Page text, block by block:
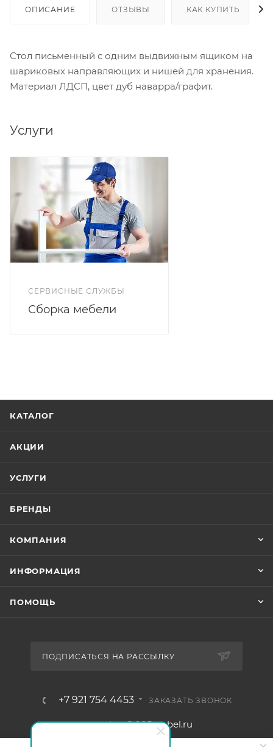
ОПИСАНИЕ ОТЗЫВЫ КАК КУПИТЬ
Стол письменный с одним выдвижным ящиком на
шариковых направляющих и нишей для хранения.
Материал ЛДСП, цвет дуб наварра/графит.
Услуги
СЕРВИСНЫЕ СЛУЖБЫ
Сборка мебели
КАТАЛОГ
АКЦИИ
УСЛУГИ
БРЕНДЫ
КОМПАНИЯ
ИНФОРМАЦИЯ
ПОМОЩЬ
ПОДПИСАТЬСЯ НА РАССЫЛКУ
+7 921 754 4453 ЗАКАЗАТЬ ЗВОНОК
zakaz@005mebel.ru